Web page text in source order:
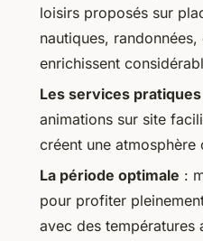
loisirs proposés sur
nautiques,
enrichissent
Les services pratiques
animations sur site
créent une atmosphère
La période optimale :
pour profiter
avec des températures